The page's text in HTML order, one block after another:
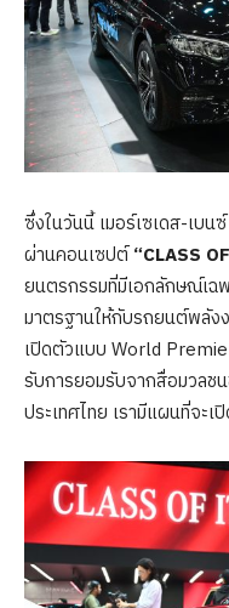
ซึ่งในวันนี้ เมอร์เซเดส-เบน
ผ่านคอนเซปต์“CLASS
ยนตรกรรมที่มีเอกลักษณ์เฉพ
มาตรฐานให้กับรถยนต์พลัง
เปิดตัวแบบ World
รับการยอมรับจากสื่อมวลช
ประเทศไทย เรามีแผนที่จะ